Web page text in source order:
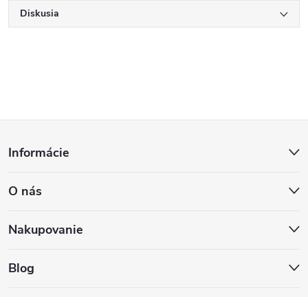
Diskusia
p
ä
Informácie
O nás
Nakupovanie
Blog